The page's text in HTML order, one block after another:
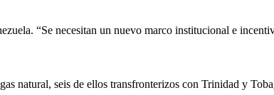
“Se necesitan un nuevo marco institucional e
natural, seis de ellos transfronterizos con Trinidad y